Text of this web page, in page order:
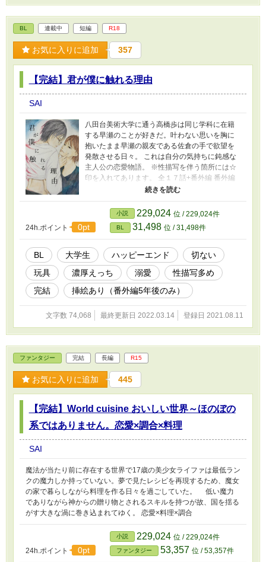
BL 連載中 短編 R18
お気に入りに追加 357
【完結】君が僕に触れる理由
SAI
八田台美術大学に通う高橋歩は同じ学科に在籍
する早瀬のことが好きだ。叶わない思いを胸に
抱いたまま早瀬の親友である佐倉の手で欲望を
発散させる日々。 これは自分の気持ちに鈍感な
主人公の恋愛物語。 ※性描写を伴う箇所には☆
印を入れてあります。 全１７話+番外編 番外編
の5年後にだけ挿絵があります。 8/24 番外編３
画 課題【お月見】に参加予定の為、一時的に
完結表示が消えておりますが、本編は完結済み
です。ショートストーリー【お月見】は9/18公
開予定です。 10/19 こちらの作品の続編にあた
る【酷くて淫ら】完結しました。早瀬メインの
ストーリーになっております。
24h.ポイント 0pt
小説 229,024 位 / 229,024件
BL 31,498 位 / 31,498件
BL 大学生 ハッピーエンド
切ない
玩具
濃厚えっち 溺愛
性描写多め
完結
挿絵あり（番外編5年後のみ）
文字数 74,068 最終更新日 2022.03.14 登録日 2021.08.11
ファンタジー 完結 長編 R15
お気に入りに追加 445
【完結】World cuisine おいしい世界～ほのぼの
系ではありません。恋愛×調合×料理
SAI
魔法が当たり前に存在する世界で17歳の美少女ライファは最低ラン
クの魔力しか持っていない。夢で見たレシピを再現するため、魔女
の家で暮らしながら料理を作る日々を過ごしていた。 低い魔力
でありながら神からの贈り物とされるスキルを持つが故、国を揺る
がす大きな渦に巻き込まれてゆく。 恋愛×料理×調合
24h.ポイント 0pt
小説 229,024 位 / 229,024件
ファンタジー 53,357 位 / 53,357件